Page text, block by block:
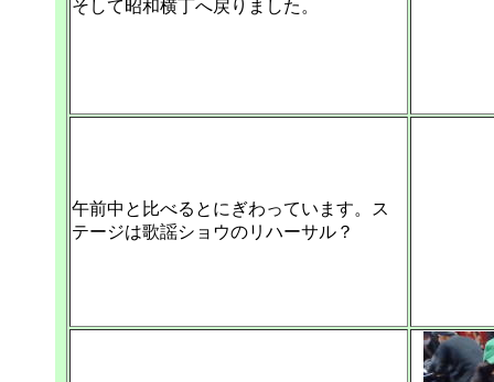
そして昭和横丁へ戻りました。
午前中と比べるとにぎわっています。ス
テージは歌謡ショウのリハーサル？